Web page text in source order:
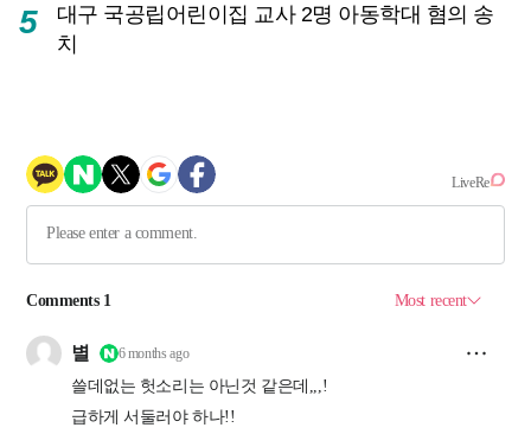
5
대구 국공립어린이집 교사 2명 아동학대 혐의 송
치